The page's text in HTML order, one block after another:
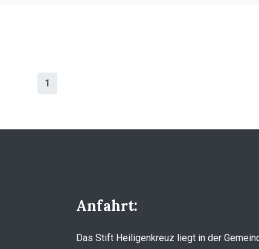
1
Anfahrt:
Das Stift Heiligenkreuz liegt in der